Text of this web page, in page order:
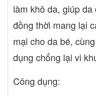
cũng như chứng nhận
làm đẹp đánh giá Thành
Disodium
Acrylates/C10-30 Alkyl
Heliotropine, Panthenol,
Polyquaternium-10,
Cocoamphoacetate,
làm khô da, giúp
đồng thời mang lại
mại cho da bé,
dụng chống lại vi
Công dụng: